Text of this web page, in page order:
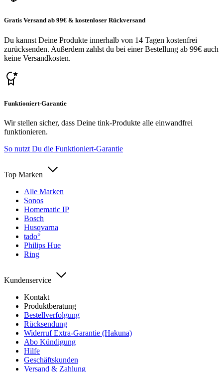
Gratis Versand ab 99€ & kostenloser Rückversand
Du kannst Deine Produkte innerhalb von 14 Tagen kostenfrei
zurücksenden. Außerdem zahlst du bei einer Bestellung ab 99€ auch
keine Versandkosten.
Funktioniert-Garantie
Wir stellen sicher, dass Deine tink-Produkte alle einwandfrei
funktionieren.
So nutzt Du die Funktioniert-Garantie
Top Marken
Alle Marken
Sonos
Homematic IP
Bosch
Husqvarna
tado°
Philips Hue
Ring
Kundenservice
Kontakt
Produktberatung
Bestellverfolgung
Rücksendung
Widerruf Extra-Garantie (Hakuna)
Abo Kündigung
Hilfe
Geschäftskunden
Versand & Zahlung